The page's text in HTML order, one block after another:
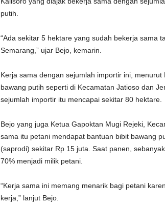
putih.
“Ada sekitar 5 hektare yang sudah bekerja sama
Semarang,” ujar Bejo, kemarin.
Kerja sama dengan sejumlah importir ini,
bawang putih seperti di Kecamatan Jatioso dan
sejumlah importir itu mencapai sekitar 80 hektare.
Bejo yang juga Ketua Gapoktan Mugi Rejeki,
sama itu petani mendapat bantuan bibit bawang
(saprodi) sekitar Rp 15 juta. Saat panen,
70% menjadi milik petani.
“Kerja sama ini memang menarik bagi petani
kerja,” lanjut Bejo.